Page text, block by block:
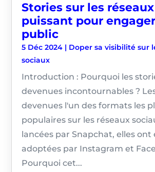
Stories sur les
puissant pour
public
5 Déc 2024 | Doper sa visibilité sur
sociaux
Introduction : Pourquoi les
devenues incontournables ?
devenues l'un des formats les
populaires sur les réseaux
lancées par Snapchat, elles ont
adoptées par Instagram et
Pourquoi cet...